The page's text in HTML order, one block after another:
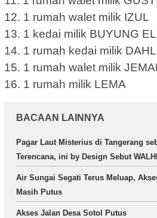
12. 1 rumah walet milik IZUL
13. 1 kedai milik BUYUNG
14. 1 rumah kedai milik
15. 1 rumah walet milik
16. 1 rumah milik LEMA
BACAAN LAINNYA
Pagar Laut Misterius di Tangerang
Terencana, ini by Design Sebut WALHI
Air Sungai Segati Terus Meluap,
Masih Putus
Akses Jalan Desa Sotol Putus